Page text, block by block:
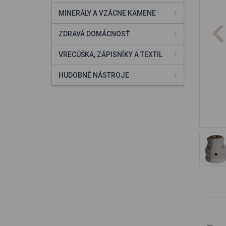
MINERÁLY A VZÁCNE KAMENE
ZDRAVÁ DOMÁCNOSŤ
VRECÚŠKA, ZÁPISNÍKY A TEXTIL
HUDOBNÉ NÁSTROJE